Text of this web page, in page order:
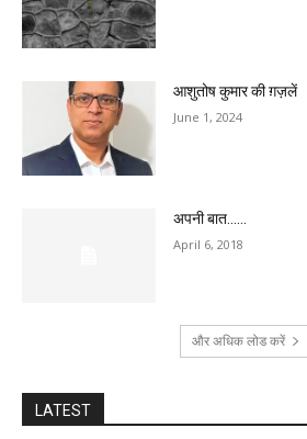
आशुतोष कुमार की ग़ज़लें
June 1, 2024
अपनी बात……
April 6, 2018
और अधिक लोड करें
LATEST